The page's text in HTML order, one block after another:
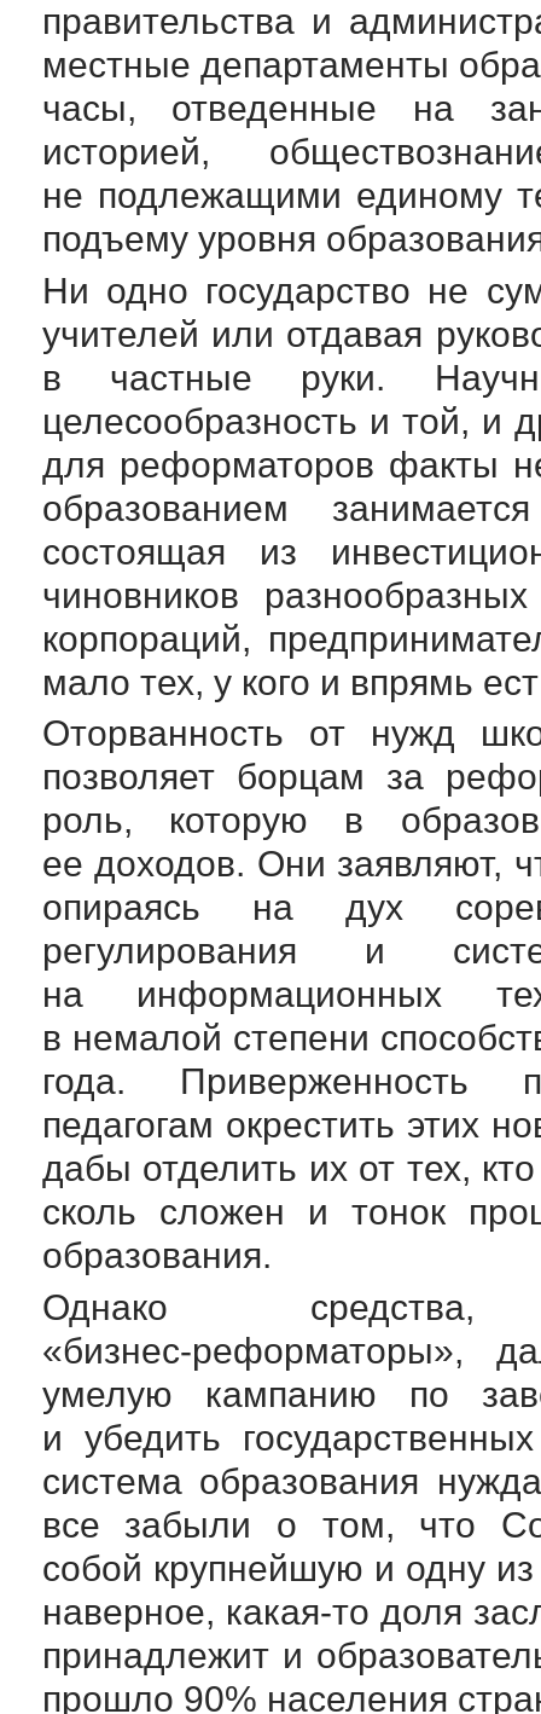
правительства и
местные департаменты
часы, отведенные на
историей,
не подлежащими единому
подъему уровня
Ни одно государство не
учителей или отдавая
в частные руки.
целесообразность и той, и
для реформаторов факты
образованием
состоящая из
чиновников
корпораций,
мало тех, у кого и впрямь
Оторванность от нужд
позволяет борцам за
роль, которую в
ее доходов. Они заявляют,
опираясь на дух
регулирования и
на информационных
в немалой степени
года. Приверженность
педагогам окрестить этих
дабы отделить их от тех,
сколь сложен и тонок
образования.
Однако средства,
«бизнес-реформаторы»,
умелую кампанию по
и убедить
система образования
все забыли о том, что
собой крупнейшую и одну
наверное, какая-то доля
принадлежит и
прошло 90% населения